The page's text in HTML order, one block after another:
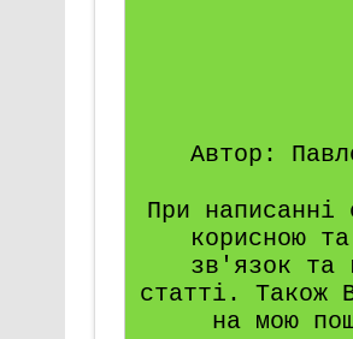
Автор:
При написанні
корисною
зв'язок та
статті. Також
на мою